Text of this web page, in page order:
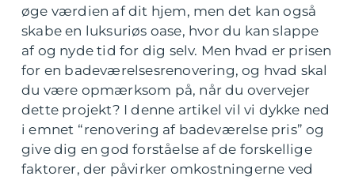
øge værdien af dit hjem, men det kan også
skabe en luksuriøs oase, hvor du kan slappe
af og nyde tid for dig selv. Men hvad er prisen
for en badeværelsesrenovering, og hvad skal
du være opmærksom på, når du overvejer
dette projekt? I denne artikel vil vi dykke ned
i emnet “renovering af badeværelse pris” og
give dig en god forståelse af de forskellige
faktorer, der påvirker omkostningerne ved